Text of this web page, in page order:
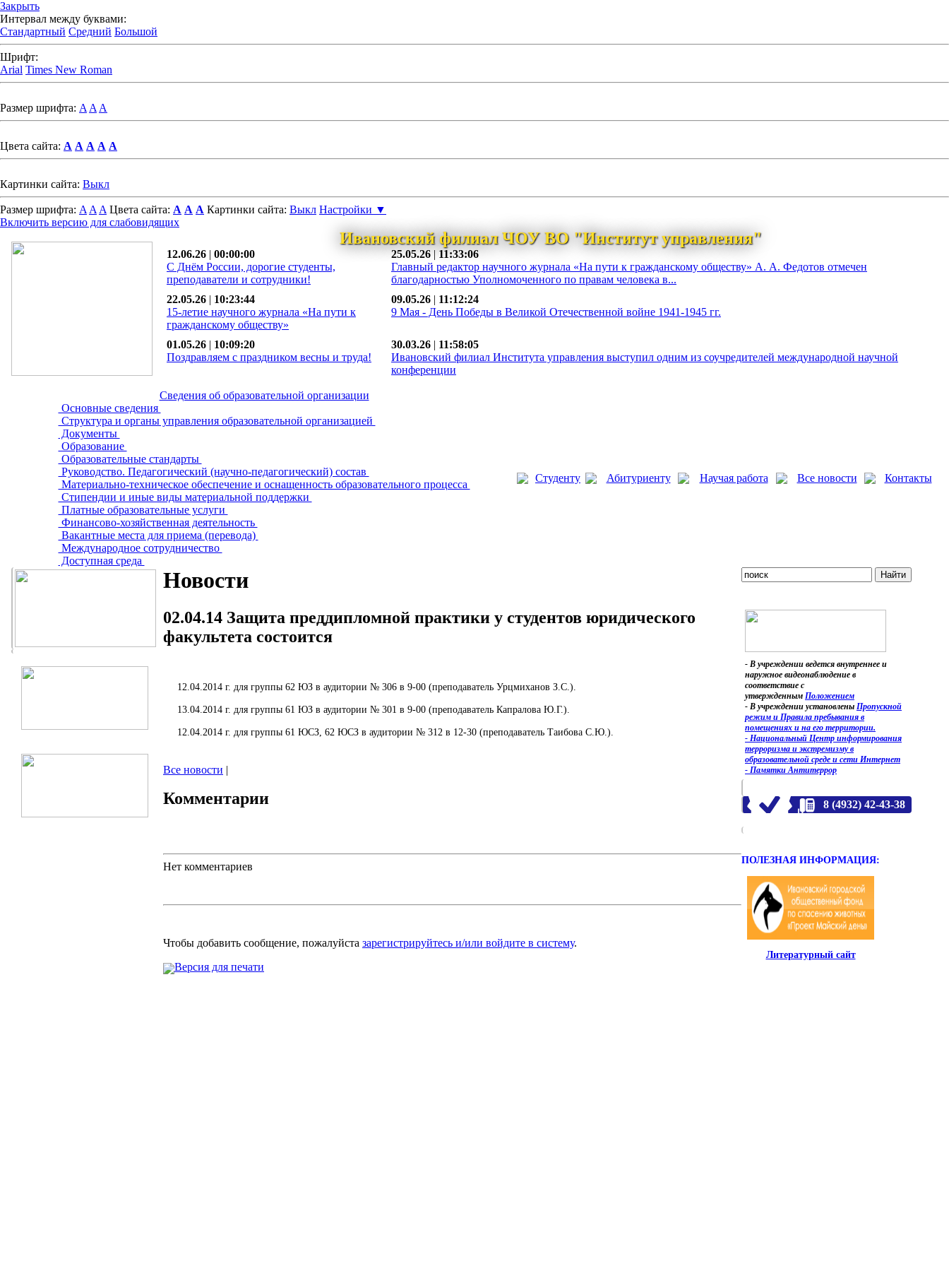
Закрыть
Интервал между буквами:
Стандартный Средний Большой
Шрифт:
Arial Times New Roman
Размер шрифта: A A A
Цвета сайта: A A A A A
Картинки сайта: Выкл
Размер шрифта: A A A Цвета сайта: A A A Картинки сайта: Выкл Настройки ▼
Включить версию для слабовидящих
Ивановский филиал ЧОУ ВО "Институт управления"
12.06.26 | 00:00:00
С Днём России, дорогие студенты,
преподаватели и сотрудники!
25.05.26 | 11:33:06
Главный редактор научного журнала «На пути к гражданскому обществу» А. А. Федотов отмечен
благодарностью Уполномоченного по правам человека в...
22.05.26 | 10:23:44
15-летие научного журнала «На пути к
гражданскому обществу»
09.05.26 | 11:12:24
9 Мая - День Победы в Великой Отечественной войне 1941-1945 гг.
01.05.26 | 10:09:20
Поздравляем с праздником весны и труда!
30.03.26 | 11:58:05
Ивановский филиал Института управления выступил одним из соучредителей международной научной
конференции
Сведения об образовательной организации
Основные сведения
Структура и органы управления образовательной организацией
Документы
Образование
Образовательные стандарты
Руководство. Педагогический (научно-педагогический) состав
Материально-техническое обеспечение и оснащенность образовательного процесса
Стипендии и иные виды материальной поддержки
Платные образовательные услуги
Финансово-хозяйственная деятельность
Вакантные места для приема (перевода)
Международное сотрудничество
Доступная среда
Студенту Абитуриенту Научая работа Все новости Контакты
Новости
02.04.14 Защита преддипломной практики у студентов юридического
факультета состоится
12.04.2014 г. для группы 62 ЮЗ в аудитории № 306 в 9-00 (преподаватель Урцмиханов З.С.).
13.04.2014 г. для группы 61 ЮЗ в аудитории № 301 в 9-00 (преподаватель Капралова Ю.Г.).
12.04.2014 г. для группы 61 ЮСЗ, 62 ЮСЗ в аудитории № 312 в 12-30 (преподаватель Таибова С.Ю.).
Все новости |
Комментарии
Нет комментариев
Чтобы добавить сообщение, пожалуйста зарегистрируйтесь и/или войдите в систему.
Версия для печати
- В учреждении ведется внутреннее и
наружное видеонаблюдение в
соответствие с
утвержденным Положением
- В учреждении установлены Пропускной
режим и Правила пребывания в
помещениях и на его территории.
- Национальный Центр информирования
терроризма и экстремизму в
образовательной среде и сети Интернет
- Памятки Антитеррор
8 (4932) 42-43-38
ПОЛЕЗНАЯ ИНФОРМАЦИЯ:
Литературный сайт